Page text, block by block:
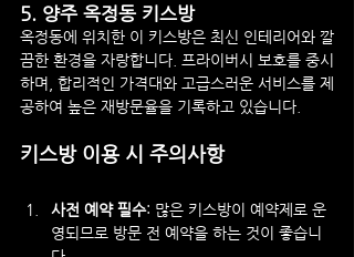
5. 양주 옥정동 키스방
옥정동에 위치한 이 키스방은 최신 인테리어와 깔
끔한 환경을 자랑합니다. 프라이버시 보호를 중시
하며, 합리적인 가격대와 고급스러운 서비스를 제
공하여 높은 재방문율을 기록하고 있습니다.
키스방 이용 시 주의사항
사전 예약 필수: 많은 키스방이 예약제로 운
영되므로 방문 전 예약을 하는 것이 좋습니